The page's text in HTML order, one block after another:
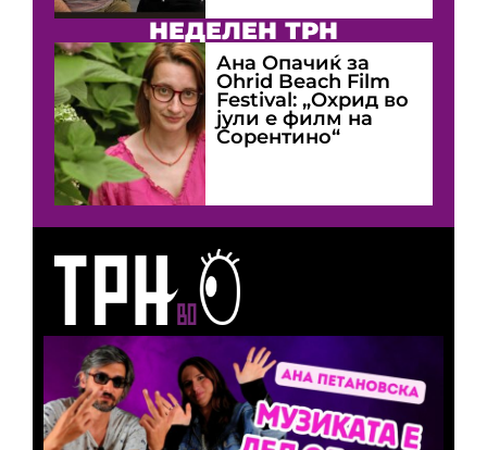
НЕДЕЛЕН ТРН
Ана Опачиќ за
Оhrid Beach Film
Festival: „Охрид во
јули е филм на
Сорентино“